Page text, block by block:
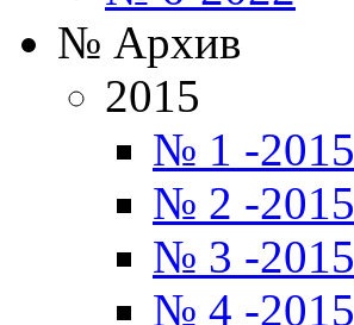
№ Архив
2015
№ 1 -2015
№ 2 -2015
№ 3 -2015
№ 4 -2015